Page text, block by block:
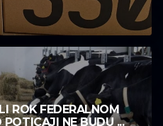
ROK FEDERALNOM
NE BUDU ...